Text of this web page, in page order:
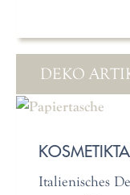
DEKO
Italienisches